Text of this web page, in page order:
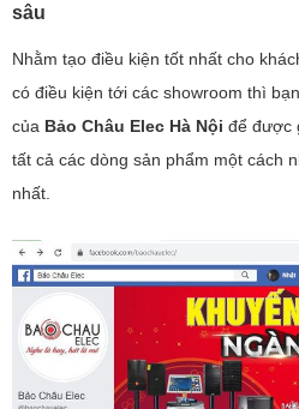
sâu
Nhằm tạo điều kiện tốt nhất cho
có điều kiện tới các showroom thì
của Bảo Châu Elec Hà Nội để được
tất cả các dòng sản phẩm một cách
nhất.